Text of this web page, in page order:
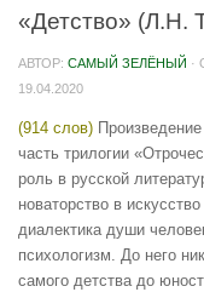
«Детство» (Л.Н.
АВТОР: САМЫЙ ЗЕЛЁНЫЙ ·
19.04.2020
(914 слов)
часть трилогии
роль в русской
новаторство в
диалектика души
психологизм. До него
самого детства до